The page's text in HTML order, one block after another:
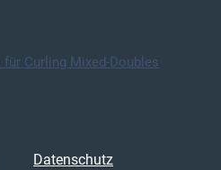
Curling Mixed-Doubles
Datenschutz